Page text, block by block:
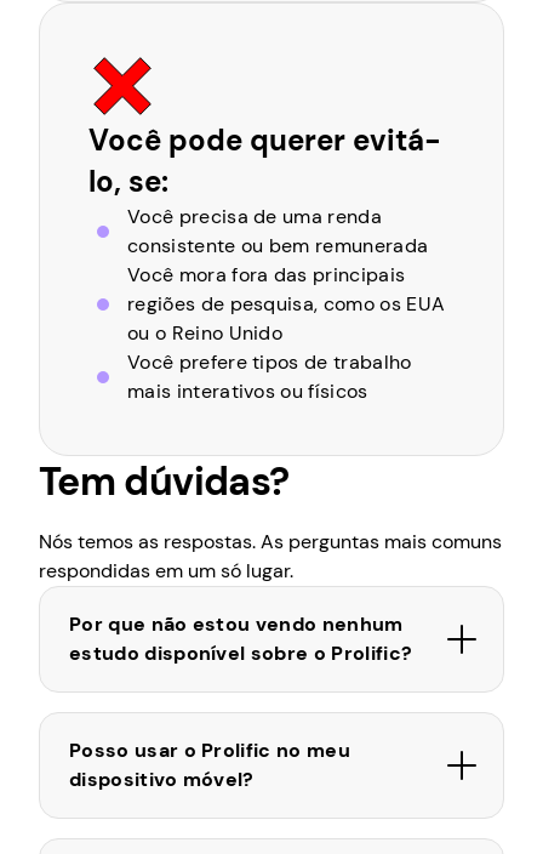
Você pode querer evitá-
lo, se:
Você precisa de uma renda
consistente ou bem remunerada
Você mora fora das principais
regiões de pesquisa, como os EUA
ou o Reino Unido
Você prefere tipos de trabalho
mais interativos ou físicos
Tem dúvidas?
Nós temos as respostas. As perguntas mais comuns
respondidas em um só lugar.
Por que não estou vendo nenhum
estudo disponível sobre o Prolific?
Posso usar o Prolific no meu
dispositivo móvel?